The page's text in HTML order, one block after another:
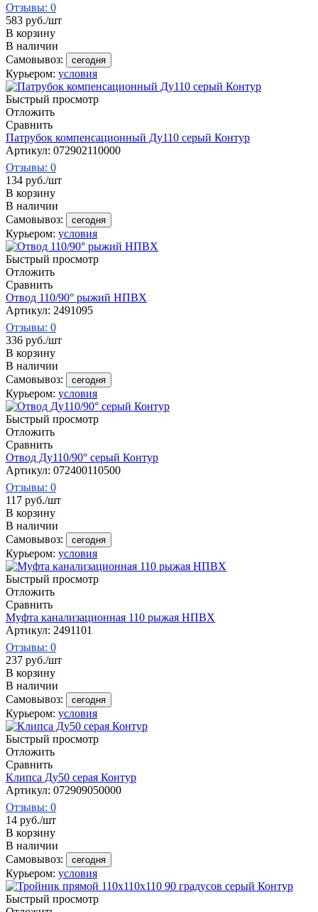
Отзывы: 0
583 руб./шт
В корзину
В наличии
Самовывоз:
сегодня
Курьером: условия
Быстрый просмотр
Отложить
Сравнить
Патрубок компенсационный Ду110 серый Контур
Артикул: 072902110000
Отзывы: 0
134 руб./шт
В корзину
В наличии
Самовывоз:
сегодня
Курьером: условия
Быстрый просмотр
Отложить
Сравнить
Отвод 110/90° рыжий НПВХ
Артикул: 2491095
Отзывы: 0
336 руб./шт
В корзину
В наличии
Самовывоз:
сегодня
Курьером: условия
Быстрый просмотр
Отложить
Сравнить
Отвод Ду110/90° серый Контур
Артикул: 072400110500
Отзывы: 0
117 руб./шт
В корзину
В наличии
Самовывоз:
сегодня
Курьером: условия
Быстрый просмотр
Отложить
Сравнить
Муфта канализационная 110 рыжая НПВХ
Артикул: 2491101
Отзывы: 0
237 руб./шт
В корзину
В наличии
Самовывоз:
сегодня
Курьером: условия
Быстрый просмотр
Отложить
Сравнить
Клипса Ду50 серая Контур
Артикул: 072909050000
Отзывы: 0
14 руб./шт
В корзину
В наличии
Самовывоз:
сегодня
Курьером: условия
Быстрый просмотр